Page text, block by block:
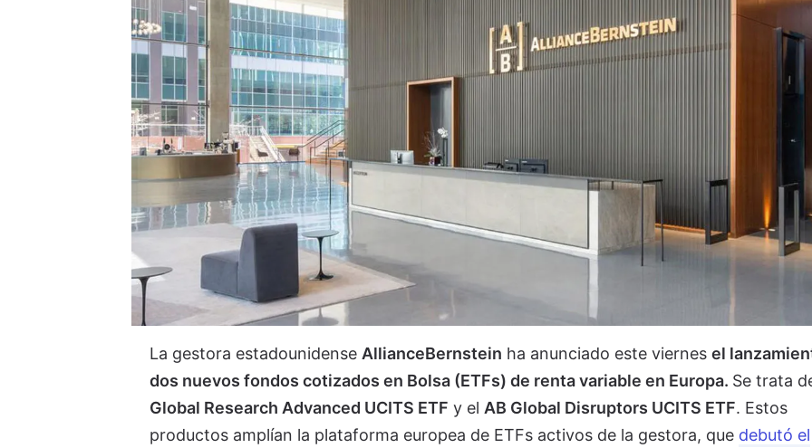
La gestora estadounidense AllianceBernstein ha anunciado este viernes el
dos nuevos fondos cotizados en Bolsa (ETFs) de renta variable en Europa. Se trata
Global Research Advanced UCITS ETF y el AB Global Disruptors UCITS ETF. Estos
productos amplían la plataforma europea de ETFs activos de la gestora, que debutó el